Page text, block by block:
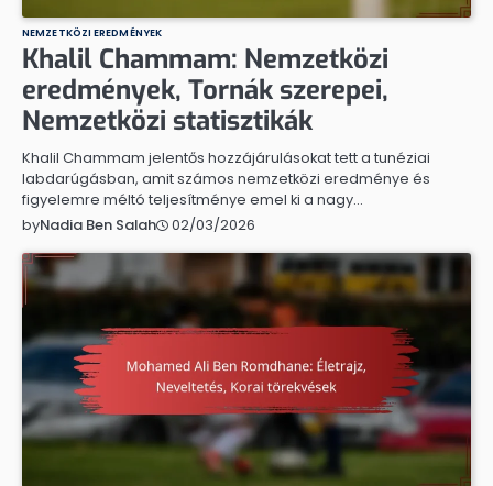
NEMZETKÖZI EREDMÉNYEK
Khalil Chammam: Nemzetközi
eredmények, Tornák szerepei,
Nemzetközi statisztikák
Khalil Chammam jelentős hozzájárulásokat tett a tunéziai
labdarúgásban, amit számos nemzetközi eredménye és
figyelemre méltó teljesítménye emel ki a nagy…
byNadia Ben Salah 02/03/2026